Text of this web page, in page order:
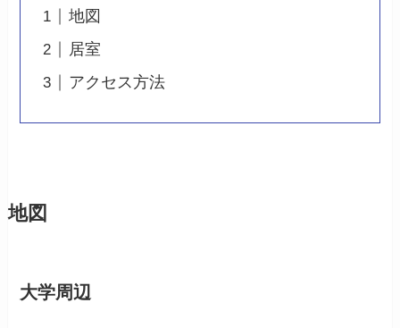
地図
居室
アクセス方法
地図
大学周辺